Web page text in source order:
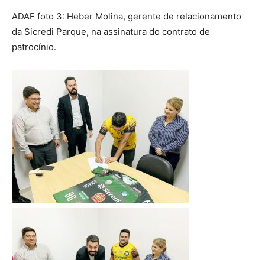
ADAF foto 3: Heber Molina, gerente de relacionamento
da Sicredi Parque, na assinatura do contrato de
patrocínio.